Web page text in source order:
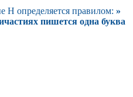
Н определяется правилом: »
пишется одна буква